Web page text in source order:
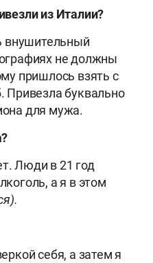
из Италии?
внушительный
не должны
пришлось взять с
Привезла буквально
для мужа.
Люди в 21 год
а я в этом
себя, а затем я